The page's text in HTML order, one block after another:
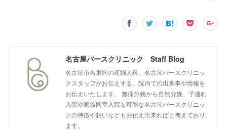
名古屋バースクリニック Staff Blog
名古屋市名東区の産婦人科、名古屋バースクリニッ
クスタッフがお伝えする、院内での出来事や情報を
お伝えいたします。 無痛分娩から自然分娩、子連れ
入院や家族同室入院も可能な名古屋バースクリニッ
クの特徴や想いなどもお伝え出来ればと考えており
ます。